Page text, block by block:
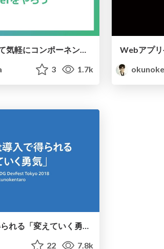
defineModelを使って気軽にコンポーネントのv-modelをやろう
3 1.7k
TypeScript導入で得られる「変えていく勇気」 / The courage to change by TypeScript
22 7.8k